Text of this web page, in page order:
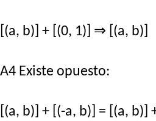
[(a, b)] + [(0, 1)] ⇒ [(a, b)]
A4 Existe opuesto:
[(a, b)] + [(-a, b)] = [(a, b)]